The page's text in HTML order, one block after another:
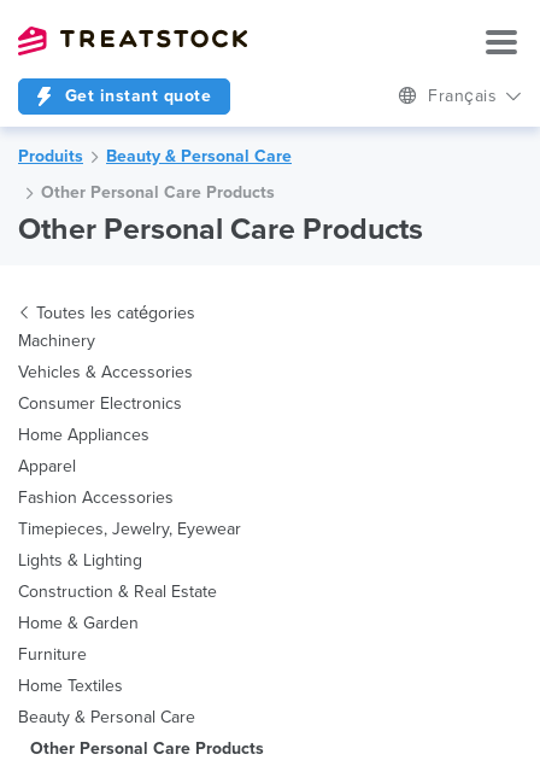
Get instant quote Français
Produits
Beauty & Personal Care
Other Personal Care Products
Other Personal Care Products
Toutes les catégories
Machinery
Vehicles & Accessories
Consumer Electronics
Home Appliances
Apparel
Fashion Accessories
Timepieces, Jewelry, Eyewear
Lights & Lighting
Construction & Real Estate
Home & Garden
Furniture
Home Textiles
Beauty & Personal Care
Other Personal Care Products